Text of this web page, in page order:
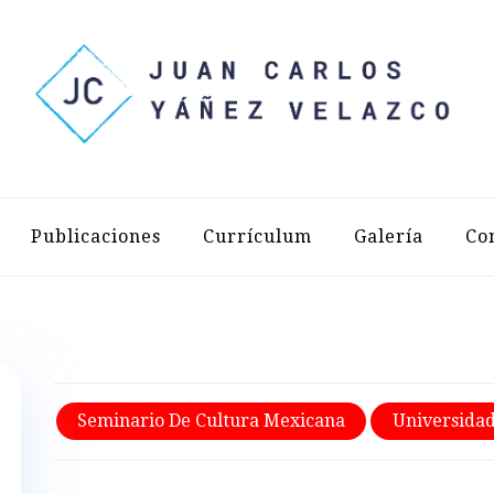
YÁÑEZ
Publicaciones Currículum Galería
Seminario De Cultura Mexicana